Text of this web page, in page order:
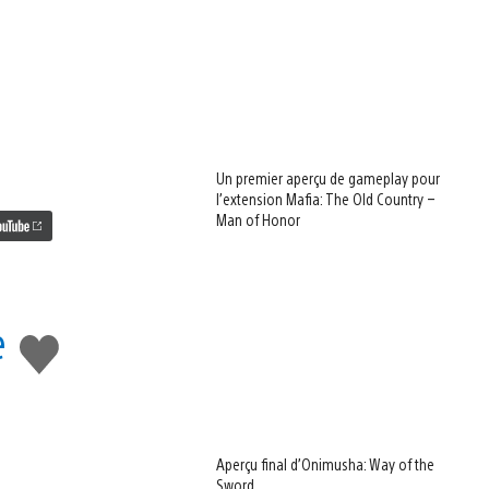
J'aime
Un premier aperçu de gameplay pour
l’extension Mafia: The Old Country –
Man of Honor
Aperçu final d’Onimusha: Way of the
Sword